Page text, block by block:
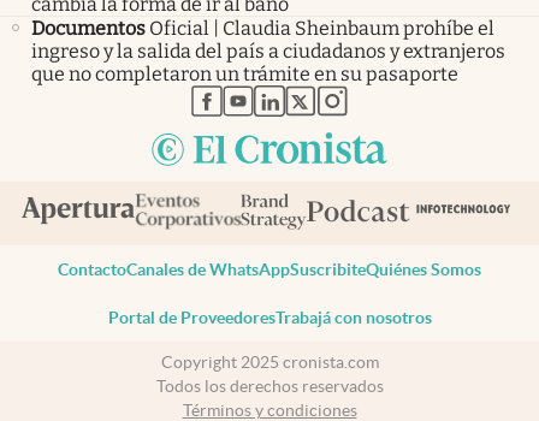
Documentos Oficial | Claudia Sheinbaum prohíbe el
ingreso y la salida del país a ciudadanos y extranjeros
que no completaron un trámite en su pasaporte
abre en nueva pestaña
abre en nueva pestaña
abre en nueva pestaña
abre en nueva pestaña
abre en nueva pestaña
ContactoCanales de WhatsAppSuscribiteQuiénes Somos
Portal de ProveedoresTrabajá con nosotros
Copyright 2025 cronista.com
Todos los derechos reservados
Términos y condiciones